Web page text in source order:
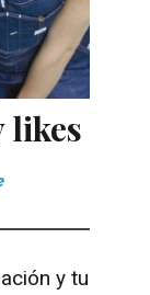
likes
y tu